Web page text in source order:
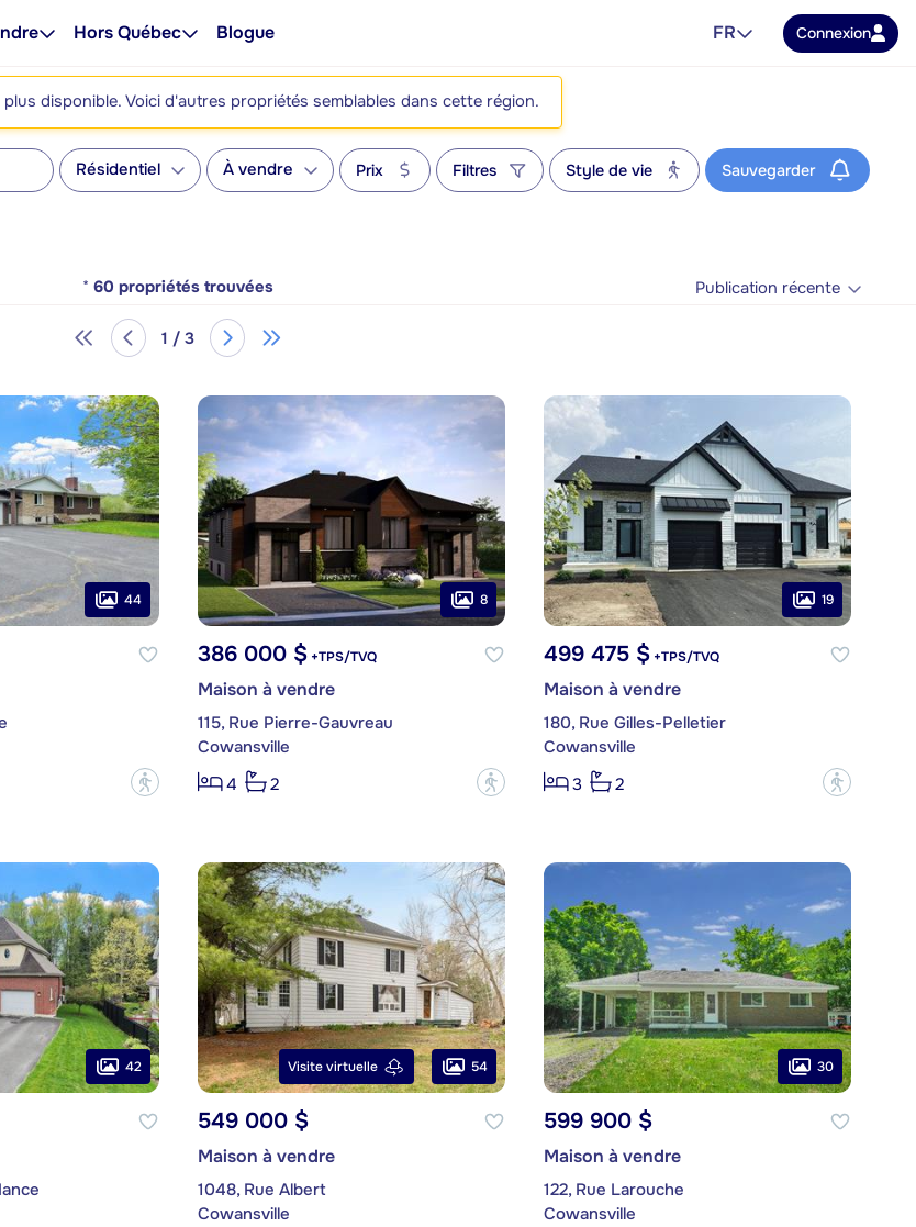
Hors Québec Blogue FR Connexion
disponible. Voici d'autres propriétés semblables dans cette région.
Résidentiel À vendre Prix Filtres Style de vie Sauvegarder
* 60 propriétés trouvées Publication récente
1 / 3
44
?
8
386 000 $+TPS/TVQ
Maison à vendre
115, Rue Pierre-Gauvreau
Cowansville
4
2 ?
19
499 475 $+TPS/TVQ
Maison à vendre
180, Rue Gilles-Pelletier
Cowansville
3
2 ?
42 Visite virtuelle 54
549 000 $
Maison à vendre
1048, Rue Albert
Cowansville
30
599 900 $
Maison à vendre
122, Rue Larouche
Cowansville